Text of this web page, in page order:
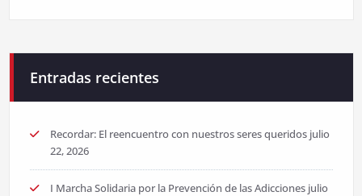
Entradas recientes
Recordar: El reencuentro con nuestros seres queridos julio
22, 2026
I Marcha Solidaria por la Prevención de las Adicciones julio